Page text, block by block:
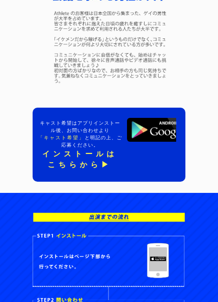
キャスト希望はアプリインストー
ル後、お問い合わせより
「キャスト希望」
と明記の上、ご
応募ください。
インストールは
こちらから▶︎